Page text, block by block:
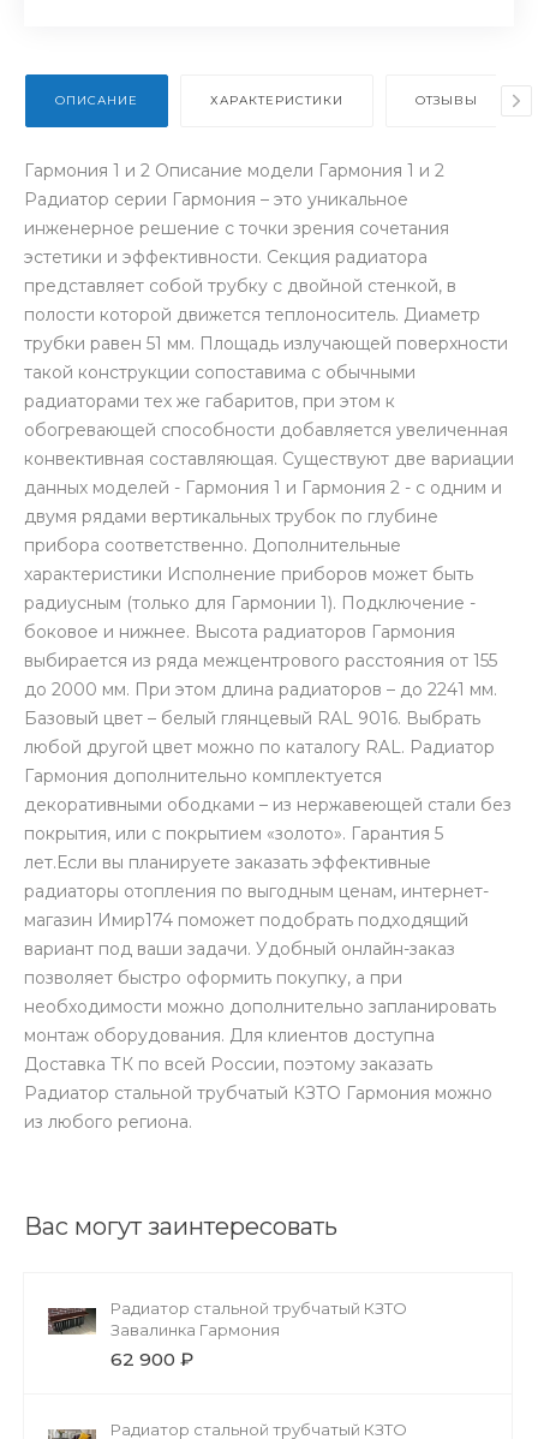
ОПИСАНИЕ ХАРАКТЕРИСТИКИ ОТЗЫВЫ
Гармония 1 и 2 Описание модели Гармония 1 и 2
Радиатор серии Гармония – это уникальное
инженерное решение с точки зрения сочетания
эстетики и эффективности. Секция радиатора
представляет собой трубку с двойной стенкой, в
полости которой движется теплоноситель. Диаметр
трубки равен 51 мм. Площадь излучающей поверхности
такой конструкции сопоставима с обычными
радиаторами тех же габаритов, при этом к
обогревающей способности добавляется увеличенная
конвективная составляющая. Существуют две вариации
данных моделей - Гармония 1 и Гармония 2 - с одним и
двумя рядами вертикальных трубок по глубине
прибора соответственно. Дополнительные
характеристики Исполнение приборов может быть
радиусным (только для Гармонии 1). Подключение -
боковое и нижнее. Высота радиаторов Гармония
выбирается из ряда межцентрового расстояния от 155
до 2000 мм. При этом длина радиаторов – до 2241 мм.
Базовый цвет – белый глянцевый RAL 9016. Выбрать
любой другой цвет можно по каталогу RAL. Радиатор
Гармония дополнительно комплектуется
декоративными ободками – из нержавеющей стали без
покрытия, или с покрытием «золото». Гарантия 5
лет.Если вы планируете заказать эффективные
радиаторы отопления по выгодным ценам, интернет-
магазин Имир174 поможет подобрать подходящий
вариант под ваши задачи. Удобный онлайн-заказ
позволяет быстро оформить покупку, а при
необходимости можно дополнительно запланировать
монтаж оборудования. Для клиентов доступна
Доставка ТК по всей России, поэтому заказать
Радиатор стальной трубчатый КЗТО Гармония можно
из любого региона.
Вас могут заинтересовать
Радиатор стальной трубчатый КЗТО
Завалинка Гармония
62 900 ₽
Радиатор стальной трубчатый КЗТО